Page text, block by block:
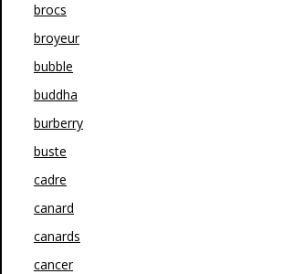
brocs
broyeur
bubble
buddha
burberry
buste
cadre
canard
canards
cancer